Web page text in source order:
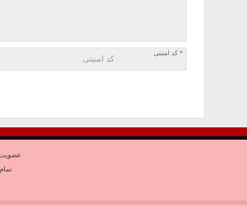
* کد امنیتی
عضویت